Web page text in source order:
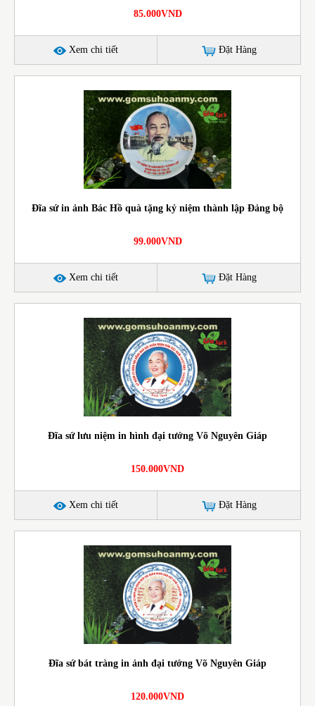
85.000VND
Xem chi tiết Đặt Hàng
Đĩa sứ in ảnh Bác Hồ quà tặng kỷ niệm thành lập Đảng bộ
99.000VND
Xem chi tiết Đặt Hàng
Đĩa sứ lưu niệm in hình đại tướng Võ Nguyên Giáp
150.000VND
Xem chi tiết Đặt Hàng
Đĩa sứ bát tràng in ảnh đại tướng Võ Nguyên Giáp
120.000VND